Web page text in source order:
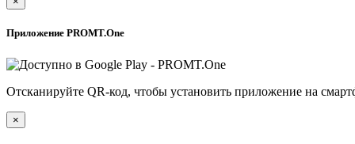
Приложение PROMT.One
Отсканируйте QR-код, чтобы установить приложение на
×